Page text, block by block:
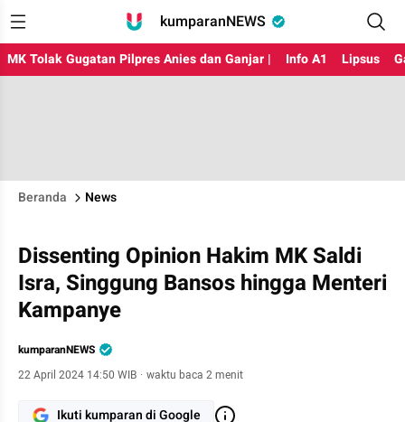
kumparanNEWS
MK Tolak Gugatan Pilpres Anies dan Ganjar | Info A1 Lipsus
Beranda News
Dissenting Opinion Hakim MK Saldi
Isra, Singgung Bansos hingga Menteri
Kampanye
kumparanNEWS
22 April 2024 14:50 WIB · waktu baca 2 menit
Ikuti kumparan di Google